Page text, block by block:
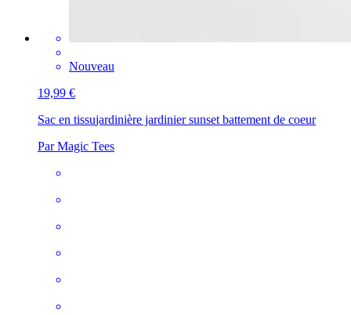
Nouveau
19,99 €
Sac en tissujardinière jardinier sunset battement de coeur
Par Magic Tees